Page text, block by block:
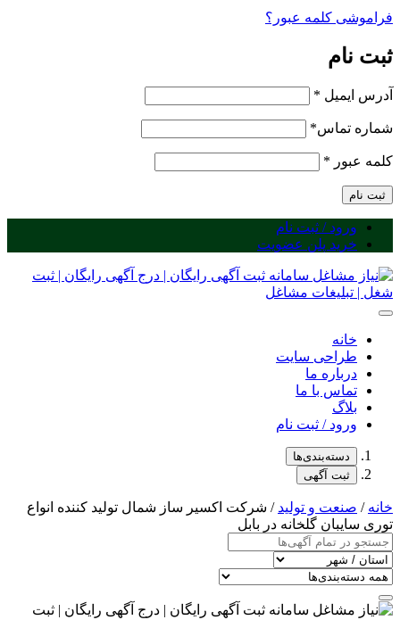
فراموشی کلمه عبور؟
ثبت نام
آدرس ایمیل *
شماره تماس*
کلمه عبور *
ثبت نام
ورود / ثبت نام
خرید پلن عضویت
خانه
طراحی سایت
درباره ما
تماس با ما
بلاگ
ورود / ثبت نام
دسته‌بندی‌ها
ثبت آگهی
خانه/ صنعت و تولید/ شرکت اکسیر ساز شمال تولید کننده انواع
توری سایبان گلخانه در بابل